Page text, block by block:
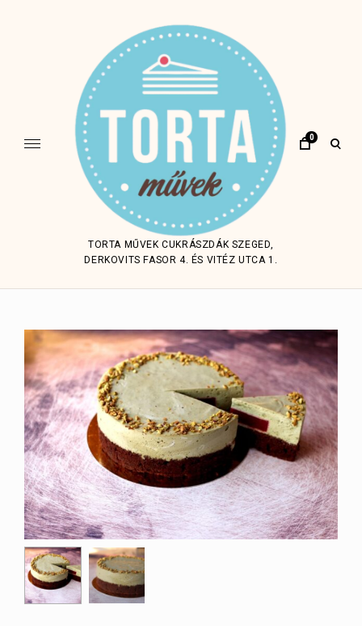
TORTA MŰVEK CUKRÁSZDÁK SZEGED,
DERKOVITS FASOR 4. ÉS VITÉZ UTCA 1.
0
open